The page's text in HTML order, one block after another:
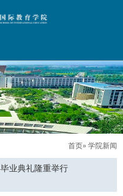
首页» 学院新闻
业典礼隆重举行